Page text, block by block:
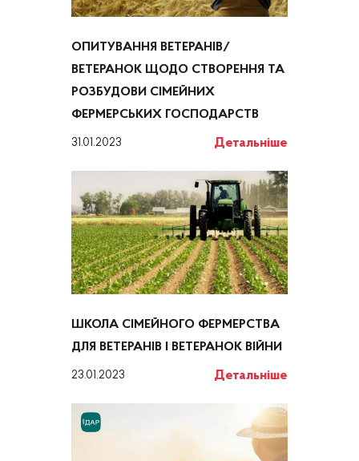
ОПИТУВАННЯ ВЕТЕРАНІВ/
ВЕТЕРАНОК ЩОДО СТВОРЕННЯ ТА
РОЗБУДОВИ СІМЕЙНИХ
ФЕРМЕРСЬКИХ ГОСПОДАРСТВ
31.01.2023 Детальніше
ШКОЛА СІМЕЙНОГО ФЕРМЕРСТВА
ДЛЯ ВЕТЕРАНІВ І ВЕТЕРАНОК ВІЙНИ
23.01.2023 Детальніше